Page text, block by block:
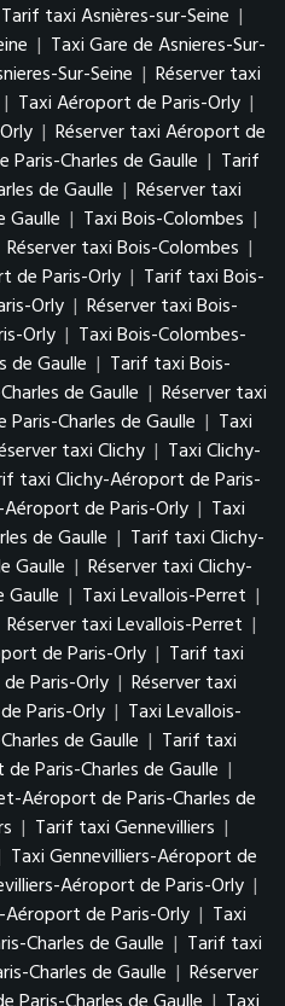
Tarif taxi Asnières-sur-Seine |
| Taxi Gare de Asnieres-Sur-
Sur-Seine | Réserver taxi
| Taxi Aéroport de Paris-Orly |
| Réserver taxi Aéroport de
Charles de Gaulle | Tarif
de Gaulle | Réserver taxi
Gaulle | Taxi Bois-Colombes |
Réserver taxi Bois-Colombes |
de Paris-Orly | Tarif taxi Bois-
Orly | Réserver taxi Bois-
Orly | Taxi Bois-Colombes-
de Gaulle | Tarif taxi Bois-
de Gaulle | Réserver taxi
Charles de Gaulle | Taxi
taxi Clichy | Taxi Clichy-
taxi Clichy-Aéroport de Paris-
de Paris-Orly | Taxi
de Gaulle | Tarif taxi Clichy-
Gaulle | Réserver taxi Clichy-
Gaulle | Taxi Levallois-Perret |
Réserver taxi Levallois-Perret |
de Paris-Orly | Tarif taxi
Paris-Orly | Réserver taxi
Paris-Orly | Taxi Levallois-
de Gaulle | Tarif taxi
Paris-Charles de Gaulle |
Aéroport de Paris-Charles de
| Tarif taxi Gennevilliers |
Taxi Gennevilliers-Aéroport de
Aéroport de Paris-Orly |
Aéroport de Paris-Orly | Taxi
Charles de Gaulle | Tarif taxi
Charles de Gaulle | Réserver